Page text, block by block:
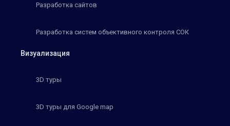
Разработка сайтов
Разработка систем объективного контроля СОК
Визуализация
3D туры
3D туры для Google map